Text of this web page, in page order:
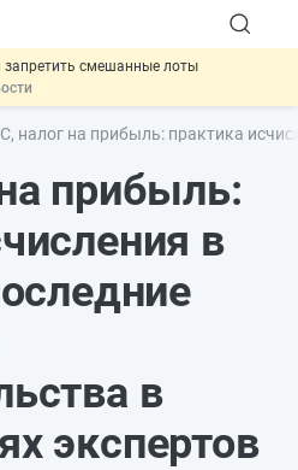
смешанные лоты
спецрежима для вкладов физлиц из
аннулирование патента
платёж СПОТ могут заменить
налог на прибыль: практика
прибыль:
в
в
экспертов